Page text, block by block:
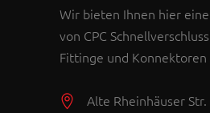
Wir bieten Ihnen hier
von CPC
Fittinge und Konnektoren
Alte Rheinhäuser Str.